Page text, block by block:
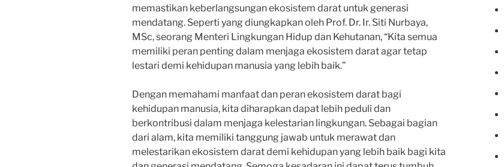
memastikan keberlangsungan ekosistem darat untuk generasi
mendatang. Seperti yang diungkapkan oleh Prof. Dr. Ir. Siti Nurbaya,
MSc, seorang Menteri Lingkungan Hidup dan Kehutanan, “Kita semua
memiliki peran penting dalam menjaga ekosistem darat agar tetap
lestari demi kehidupan manusia yang lebih baik.”
Dengan memahami manfaat dan peran ekosistem darat bagi
kehidupan manusia, kita diharapkan dapat lebih peduli dan
berkontribusi dalam menjaga kelestarian lingkungan. Sebagai bagian
dari alam, kita memiliki tanggung jawab untuk merawat dan
melestarikan ekosistem darat demi kehidupan yang lebih baik bagi kita